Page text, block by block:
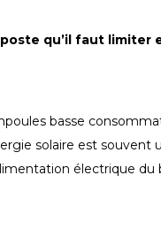
qu’il faut limiter
basse
solaire est souvent
électrique du